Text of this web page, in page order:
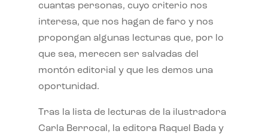
cuantas personas, cuyo criterio nos
interesa, que nos hagan de faro y nos
propongan algunas lecturas que, por lo
que sea, merecen ser salvadas del
montón editorial y que les demos una
oportunidad.
Tras la lista de lecturas de la ilustradora
Carla Berrocal, la editora Raquel Bada y